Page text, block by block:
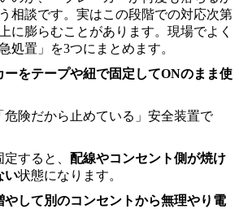
相談です。実はこの段階での対応次第
に膨らむことがあります。現場でよく
処置」を3つにまとめます。
ーをテープや紐で固定してONのまま使
危険だから止めている」安全装置で
すると、 配線やコンセント側が焼け
い状態になります。
やして別のコンセントから無理やり電